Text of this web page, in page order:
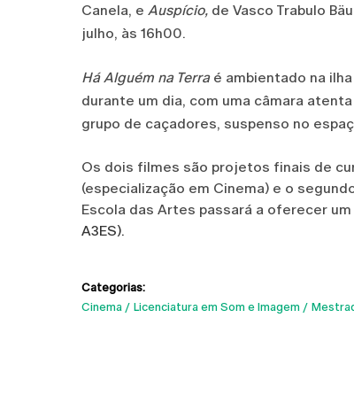
Canela, e Auspício, de Vasco Trabulo
julho, às 16h00.
Há Alguém na Terra é ambientado na
durante um dia, com uma câmara
grupo de caçadores, suspenso no
Os dois filmes são projetos finais de
(especialização em Cinema) e o
Escola das Artes passará a oferecer um
A3ES).
Categorias:
Cinema
Licenciatura em Som e Imagem